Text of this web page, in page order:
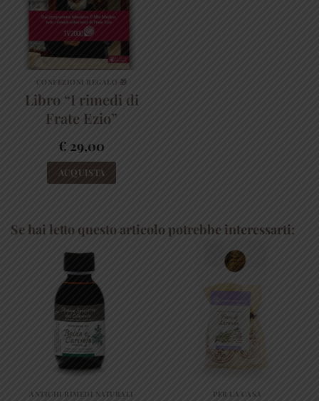
CONFEZIONI REGALO 🎁
Libro “I rimedi di
Frate Ezio”
€ 29,00
ACQUISTA
Se hai letto questo articolo potrebbe interessarti:
ANTICHI RIMEDI NATURALI PER LA CASA